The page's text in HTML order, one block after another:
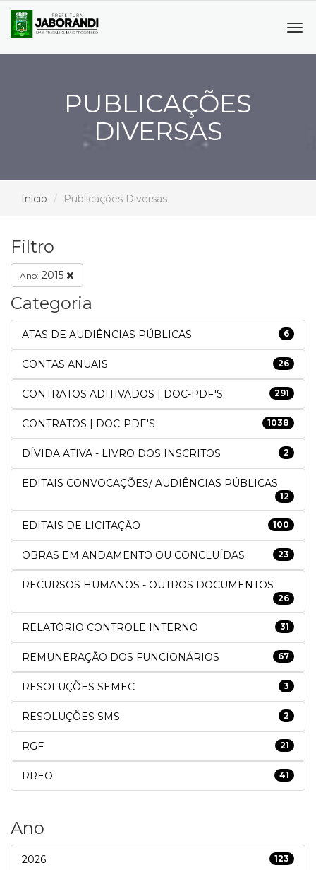
PUBLICAÇÕES
DIVERSAS
Início Publicações Diversas
Filtro
Ano: 2015
Categoria
ATAS DE AUDIÊNCIAS PÚBLICAS 6
CONTAS ANUAIS 26
CONTRATOS ADITIVADOS | DOC-PDF'S 291
CONTRATOS | DOC-PDF'S 1038
DÍVIDA ATIVA - LIVRO DOS INSCRITOS 2
EDITAIS CONVOCAÇÕES/ AUDIÊNCIAS PÚBLICAS
12
EDITAIS DE LICITAÇÃO 100
OBRAS EM ANDAMENTO OU CONCLUÍDAS 23
RECURSOS HUMANOS - OUTROS DOCUMENTOS
26
RELATÓRIO CONTROLE INTERNO 31
REMUNERAÇÃO DOS FUNCIONÁRIOS 67
RESOLUÇÕES SEMEC 3
RESOLUÇÕES SMS 2
RGF 21
RREO 41
Ano
2026 123